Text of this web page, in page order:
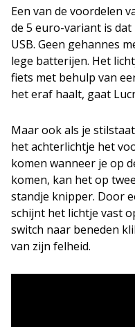
Een van de voordelen
de 5 euro-variant is
USB. Geen gehannes
lege batterijen. Het
fiets met behulp van
het eraf haalt, gaat
Maar ook als je
het achterlichtje het
komen wanneer je op
komen, kan het op
standje knipper. Door
schijnt het lichtje vast
switch naar beneden
van zijn felheid.